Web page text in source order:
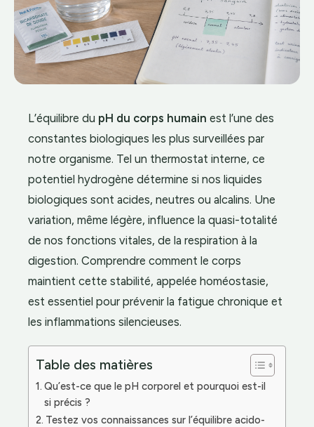
L’équilibre du pH du corps humain est l’une des
constantes biologiques les plus surveillées par
notre organisme. Tel un thermostat interne, ce
potentiel hydrogène détermine si nos liquides
biologiques sont acides, neutres ou alcalins. Une
variation, même légère, influence la quasi-totalité
de nos fonctions vitales, de la respiration à la
digestion. Comprendre comment le corps
maintient cette stabilité, appelée homéostasie,
est essentiel pour prévenir la fatigue chronique et
les inflammations silencieuses.
Table des matières
Qu’est-ce que le pH corporel et pourquoi est-il
si précis ?
Testez vos connaissances sur l’équilibre acido-